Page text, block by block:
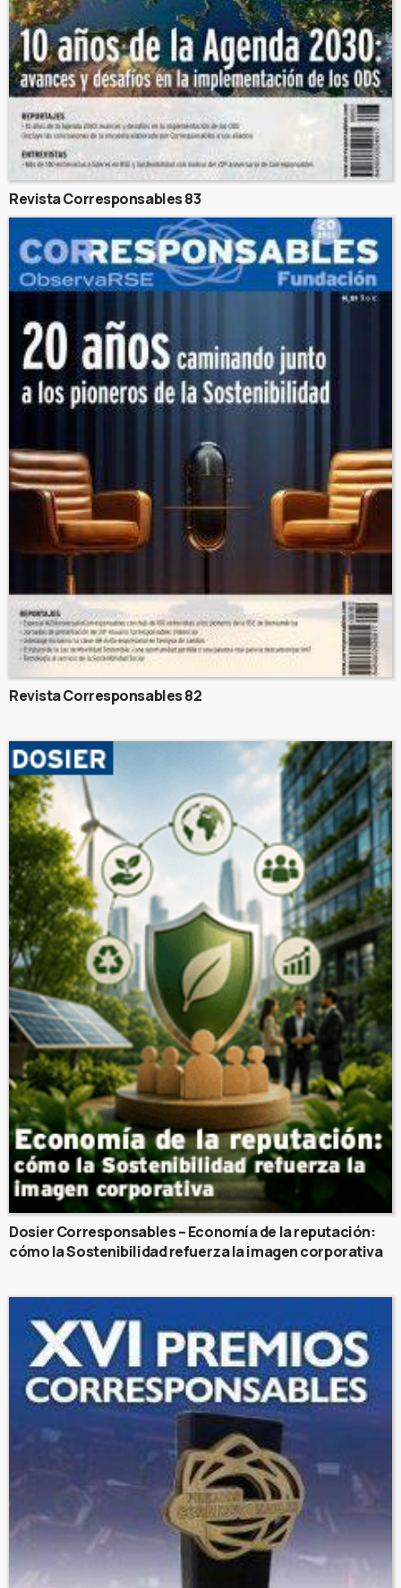
Revista Corresponsables 83
Revista Corresponsables 82
Dosier Corresponsables – Economía de la reputación:
cómo la Sostenibilidad refuerza la imagen corporativa